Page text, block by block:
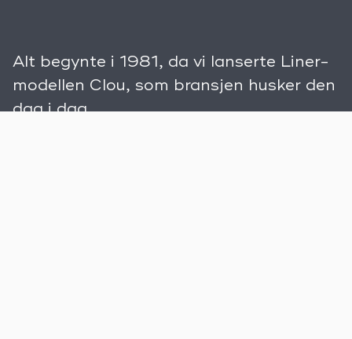
Alt begynte i 1981, da vi lanserte Liner-
modellen Clou, som bransjen husker den
dag i dag.